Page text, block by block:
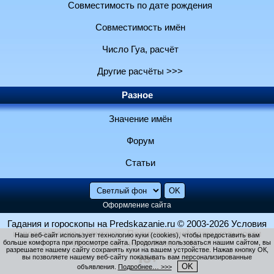
Совместимость по дате рождения
Совместимость имён
Число Гуа, расчёт
Другие расчёты >>>
Разное
Значение имён
Форум
Статьи
Оформление сайта
Гадания и гороскопы на Predskazanie.ru © 2003-2026 Условия
использования и контакты Политика конфиденциальности
Использование файлов cookie
Наш веб-сайт использует технологию куки (cookies), чтобы предоставить вам
больше комфорта при просмотре сайта. Продолжая пользоваться нашим сайтом, вы
разрешаете нашему сайту сохранять куки на вашем устройстве. Нажав кнопку ОК,
вы позволяете нашему веб-сайту показывать вам персонализированные
объявления. Подробнее… >>> OK